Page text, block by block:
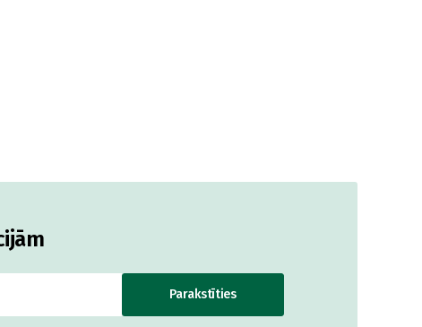
Parakstīties